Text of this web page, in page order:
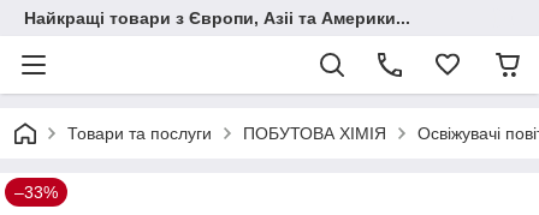
Найкращі товари з Європи, Азіі та Америки...
Товари та послуги ПОБУТОВА ХІМІЯ Освіжувачі
–33%